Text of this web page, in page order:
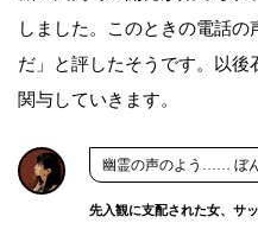
しました。このときの電話の
だ」と評したそうです。以後
関与していきます。
幽霊の声のよう…… ぼ
先入観に支配された女、サ